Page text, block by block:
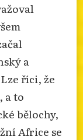
a
říci, že
a to
bělochy,
Africe se